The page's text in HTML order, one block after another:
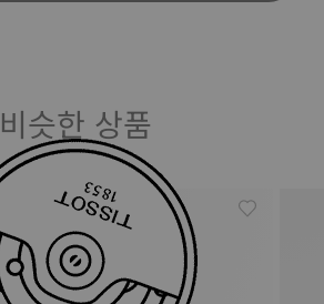
비슷한 상품